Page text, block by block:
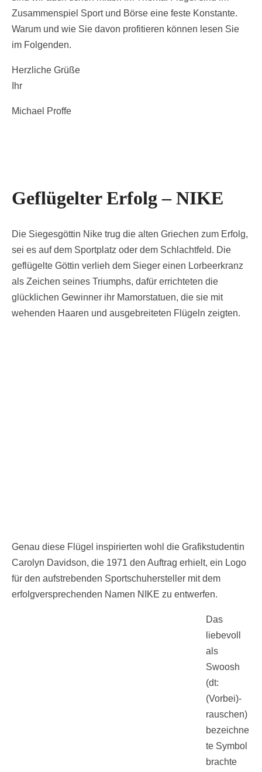
Zusammenspiel Sport und Börse eine feste Konstante.
Warum und wie Sie davon profitieren können lesen Sie
im Folgenden.
Herzliche Grüße
Ihr
Michael Proffe
Geflügelter Erfolg – NIKE
Die Siegesgöttin Nike trug die alten Griechen zum Erfolg,
sei es auf dem Sportplatz oder dem Schlachtfeld. Die
geflügelte Göttin verlieh dem Sieger einen Lorbeerkranz
als Zeichen seines Triumphs, dafür errichteten die
glücklichen Gewinner ihr Mamorstatuen, die sie mit
wehenden Haaren und ausgebreiteten Flügeln zeigten.
Genau diese Flügel inspirierten wohl die Grafikstudentin
Carolyn Davidson, die 1971 den Auftrag erhielt, ein Logo
für den aufstrebenden Sportschuhersteller mit dem
erfolgversprechenden Namen NIKE zu entwerfen.
Das
liebevoll
als
Swoosh
(dt:
(Vorbei)-
rauschen)
bezeichne
te Symbol
brachte